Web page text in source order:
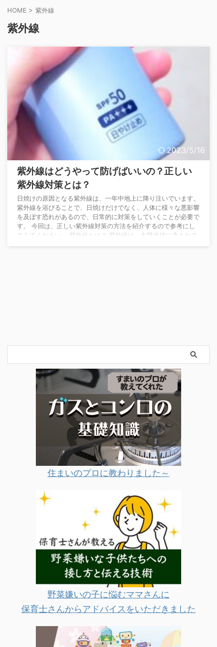
HOME > 紫外線
紫外線
2023/5/16
紫外線はどうやって防げばいいの？正しい
紫外線対策とは？
日焼けの原因となる紫外線は、一年中地上に降り注いでいます。
紫外線を浴びることで、日焼けだけでなく、人体に様々な悪影響
を及ぼす恐れがあるので、日常的に対策をしていくことが必要で
す。 今回は、正しい紫外線対策の方法を紹介するので参考にし
てみてください。 紫外線とは？ 紫外線は、太陽光線に含まれて
いる、目には見えない波長の短い光線です。 紫外線は波長の領
住まいのプロに教わりました～
野菜嫌いの子に悩むママさんに
保育士さんからアドバイスをいただきました